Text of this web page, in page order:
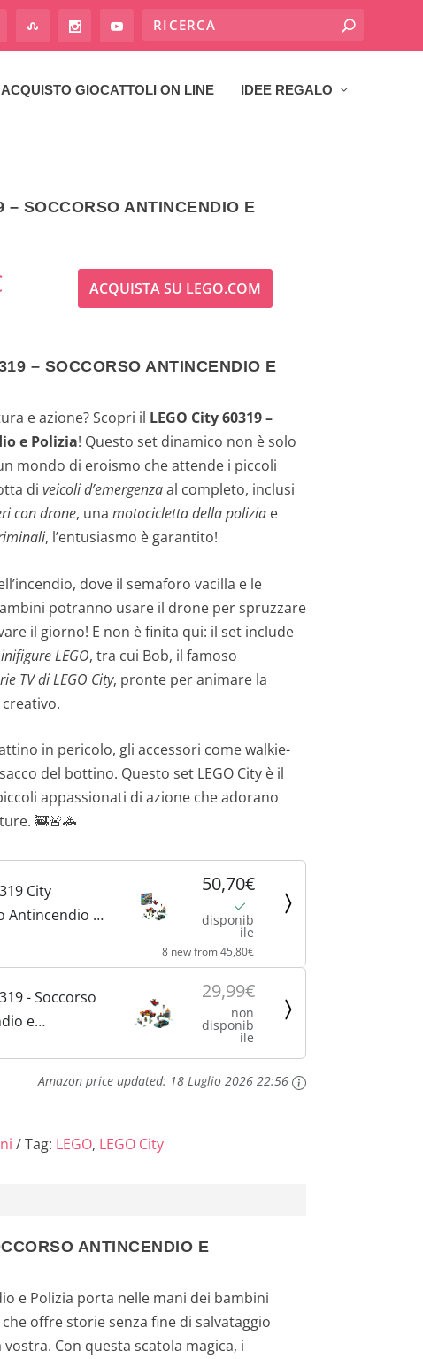
ACQUISTO GIOCATTOLI ON LINE IDEE REGALO
– SOCCORSO ANTINCENDIO E
ACQUISTA SU LEGO.COM
– SOCCORSO ANTINCENDIO E
e azione? Scopri il LEGO City 60319 –
e Polizia! Questo set dinamico non è solo
mondo di eroismo che attende i piccoli
di veicoli d’emergenzaal completo, inclusi
con drone, una motocicletta della poliziae
, l’entusiasmo è garantito!
dove il semaforo vacilla e le
potranno usare il drone per spruzzare
il giorno! E non è finita qui: il set include
LEGO, tra cui Bob, il famoso
TV di LEGO City, pronte per animare la
in pericolo, gli accessori come walkie-
del bottino. Questo set LEGO City è il
appassionati di azione che adorano
🚒🚨🚓
City
Antincendio e
Giochi per
50,70€
disponib
ile
8 new from 45,80€
- Soccorso
e
29,99€
non
disponib
ile
Amazon price updated: 18 Luglio 2026 22:56
Tag: LEGO, LEGO City
ANTINCENDIO E
e Polizia porta nelle mani dei bambini
offre storie senza fine di salvataggio
Con questa scatola magica, i